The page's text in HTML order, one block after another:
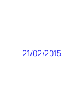
21/02/2015